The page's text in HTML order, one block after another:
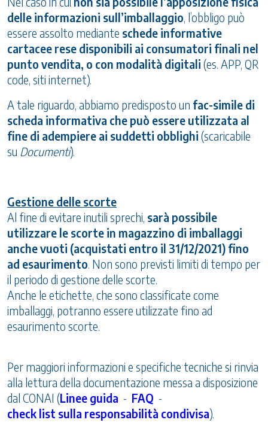
delle informazioni sull’imballaggio, l’obbligo può
essere assolto mediante schede informative
cartacee rese disponibili ai consumatori finali nel
punto vendita, o con modalità digitali (es. APP, QR
code, siti internet).
A tale riguardo, abbiamo predisposto un fac-simile di
scheda informativa che può essere utilizzata al
fine di adempiere ai suddetti obblighi (scaricabile
su Documenti).
Gestione delle scorte
Al fine di evitare inutili sprechi, sarà possibile
utilizzare le scorte in magazzino di imballaggi
anche vuoti (acquistati entro il 31/12/2021) fino
ad esaurimento. Non sono previsti limiti di tempo per
il periodo di gestione delle scorte.
Anche le etichette, che sono classificate come
imballaggi, potranno essere utilizzate fino ad
esaurimento scorte.
Per maggiori informazioni e specifiche tecniche si rinvia
alla lettura della documentazione messa a disposizione
dal CONAI (Linee guida - FAQ -
check list sulla responsabilità condivisa).